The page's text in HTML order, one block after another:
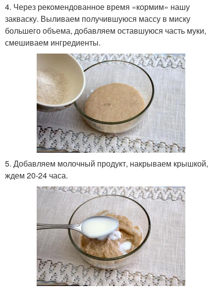
4. Через рекомендованное время «кормим» нашу
закваску. Выливаем получившуюся массу в миску
большего объема, добавляем оставшуюся часть муки,
смешиваем ингредиенты.
5. Добавляем молочный продукт, накрываем крышкой,
ждем 20-24 часа.